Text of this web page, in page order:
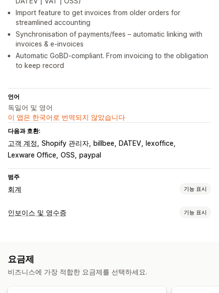
Import feature to get invoices from older orders for
streamlined accounting
Synchronisation of payments/fees – automatic linking with
invoices & e-invoices
Automatic GoBD-compliant. From invoicing to the obligation
to keep record
언어
독일어 및 영어
이 앱은 한국어로 번역되지 않았습니다
다음과 호환:
고객 계정 Shopify 관리자 billbee DATEV
lexoffice
Lexware Office OSS paypal
범주
회계 기능 표시
재무 보고서
재무 운영
청구서 및 인보이스 발행
미수금 세금 공제
인보이스 및 영수증 기능 표시
배송 레이블
요금제
비즈니스에 가장 적합한 요금제를 선택하세요.